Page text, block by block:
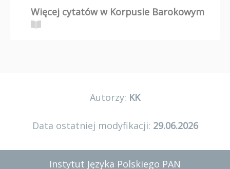
Więcej cytatów w Korpusie Barokowym
Autorzy: KK
Data ostatniej modyfikacji: 29.06.2026
Instytut Języka Polskiego PAN